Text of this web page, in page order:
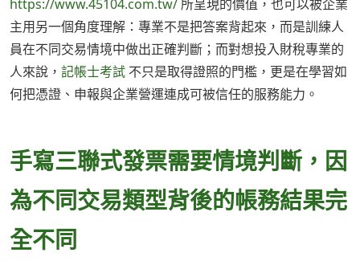
https://www.45104.com.tw/ 所呈現的價值，也可以被企業
主用另一個角度理解：專業不是把答案背起來，而是訓練人
員在不同交易情境中做出正確判斷；而對想投入財稅專業的
人來說， 記帳士考試 不只是取得證照的門檻，更是在學習如
何把憑證、申報與企業營運連成可被信任的服務能力。
手寫三聯式發票需要情境判斷，因
為不同交易類型背後的帳務結果完
全不同